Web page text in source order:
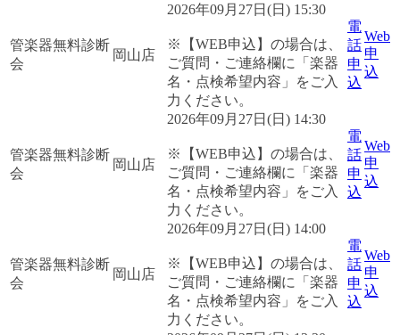
管楽器無料診断
会
岡山店
2026年09月27日(日) 15:30
※【WEB申込】の場合は、
ご質問・ご連絡欄に「楽器
名・点検希望内容」をご入
力ください。
電
話
申
込
Web
申
込
管楽器無料診断
会
岡山店
2026年09月27日(日) 14:30
※【WEB申込】の場合は、
ご質問・ご連絡欄に「楽器
名・点検希望内容」をご入
力ください。
電
話
申
込
Web
申
込
管楽器無料診断
会
岡山店
2026年09月27日(日) 14:00
※【WEB申込】の場合は、
ご質問・ご連絡欄に「楽器
名・点検希望内容」をご入
力ください。
電
話
申
込
Web
申
込